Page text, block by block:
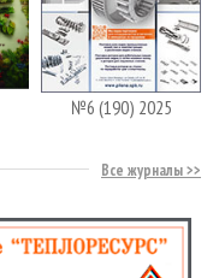
№6 (190) 2025
Все журналы